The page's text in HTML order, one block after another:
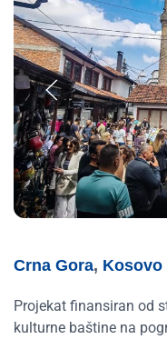
Crna Gora, Kosovo
Projekat finansiran od
kulturne baštine na